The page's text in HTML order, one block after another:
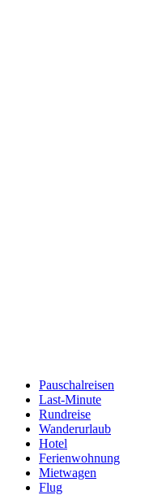
Pauschalreisen
Last-Minute
Rundreise
Wanderurlaub
Hotel
Ferienwohnung
Mietwagen
Flug